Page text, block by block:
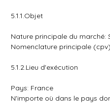
5.1.1.Objet
Nature principale du marché:
Nomenclature principale
5.1.2.Lieu d'exécution
Pays: France
N'importe où dans le pays